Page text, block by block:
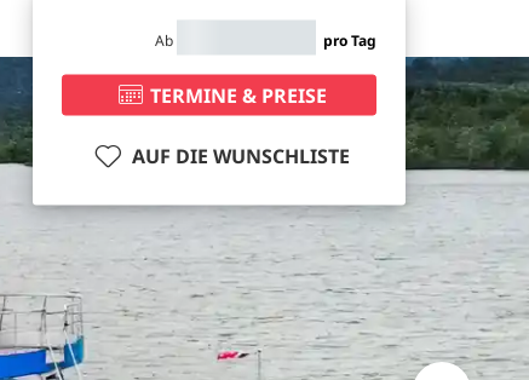
Ab pro Tag
TERMINE & PREISE
AUF DIE WUNSCHLISTE